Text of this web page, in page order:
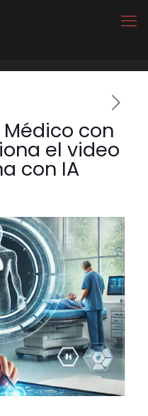
con
el video
con IA